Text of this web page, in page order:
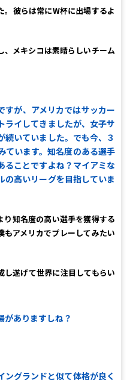
。彼らは常にW杯に出場するよ
、メキシコは素晴らしいチーム
すが、アメリカではサッカー
ライしてきましたが、女子サ
続いていました。でも今、３
ています。知名度のある選手
ることですよね？マイアミな
の高いリーグを目指していま
知名度の高い選手を獲得する
もアメリカでプレーしてみたい
遂げて世界に注目してもらい
がありますしね？
ングランドと似て体格が良く